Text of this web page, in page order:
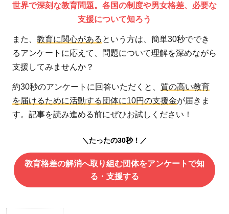
世界で深刻な教育問題。各国の制度や男女格差、必要な
支援について知ろう
また、 教育に関心がある という方は、簡単30秒ででき
るアンケートに応えて、問題について理解を深めながら
支援してみませんか？
約30秒のアンケートに回答いただくと、 質の高い教育
を届けるために活動する団体に10円の支援金が届きま
す。記事を読み進める前にぜひお試しください！
＼たったの30秒！／
教育格差の解消へ取り組む団体をアンケートで知
る・支援する